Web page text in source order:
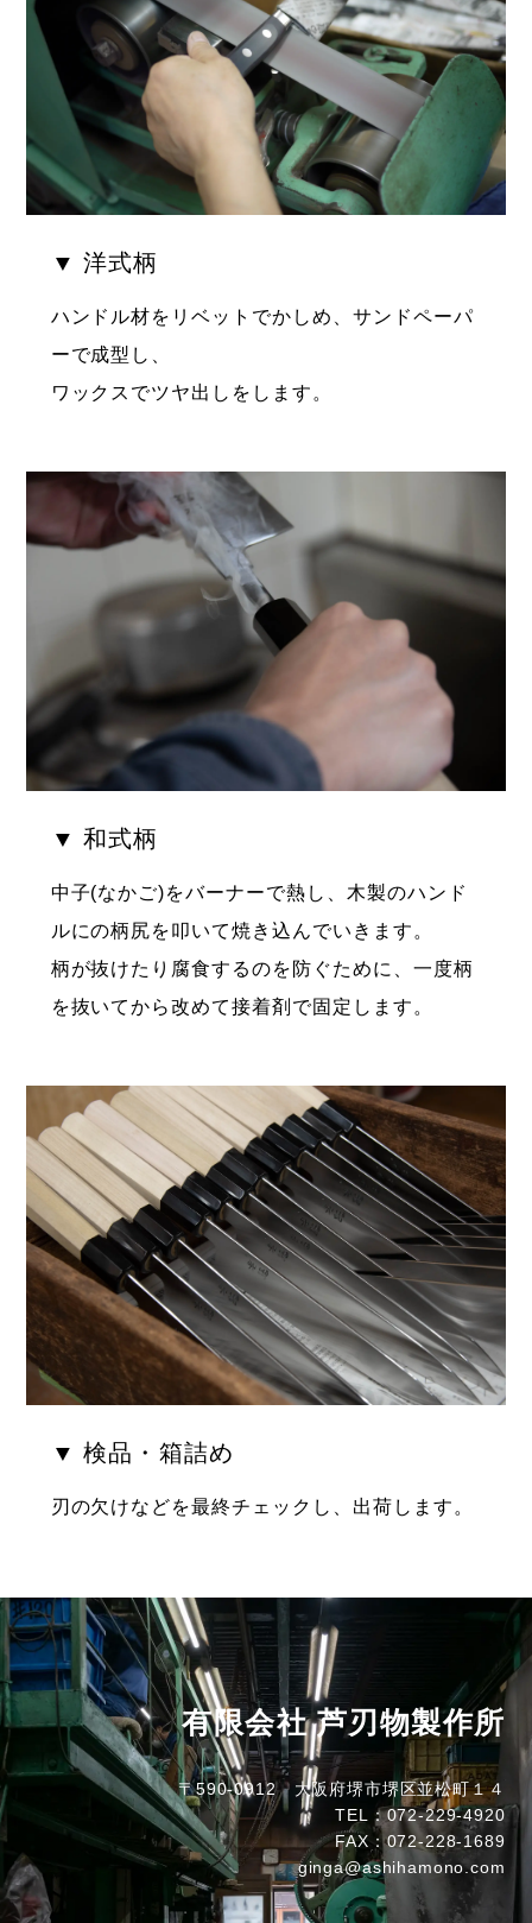
▼ 洋式柄
ハンドル材をリベットでかしめ、サンドペーパ
ーで成型し、
ワックスでツヤ出しをします。
▼ 和式柄
中子(なかご)をバーナーで熱し、木製のハンド
ルにの柄尻を叩いて焼き込んでいきます。
柄が抜けたり腐食するのを防ぐために、一度柄
を抜いてから改めて接着剤で固定します。
▼ 検品・箱詰め
刃の欠けなどを最終チェックし、出荷します。
有限会社 芦刃物製作所
〒590-0912 大阪府堺市堺区並松町１４
TEL：072-229-4920
FAX：072-228-1689
ginga@ashihamono.com